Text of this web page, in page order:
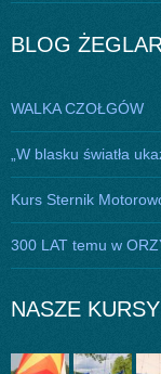
BLOG
WALKA CZOŁGÓW
„W blasku światła
Kurs Sternik
300 LAT temu w
NASZE KURSY